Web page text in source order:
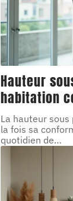
Hauteur
habitation
La hauteur
la fois sa
quotidien de…